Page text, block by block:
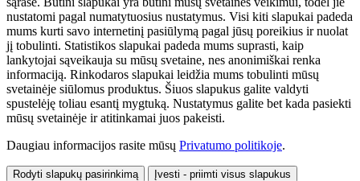
nustatomi pagal numatytuosius nustatymus. Visi kiti slapukai padeda
mums kurti savo internetinį pasiūlymą pagal jūsų poreikius ir nuolat
jį tobulinti. Statistikos slapukai padeda mums suprasti, kaip
lankytojai sąveikauja su mūsų svetaine, nes anonimiškai renka
informaciją. Rinkodaros slapukai leidžia mums tobulinti mūsų
svetainėje siūlomus produktus. Šiuos slapukus galite valdyti
spustelėję toliau esantį mygtuką. Nustatymus galite bet kada pasiekti
mūsų svetainėje ir atitinkamai juos pakeisti.
Daugiau informacijos rasite mūsų Privatumo politikoje.
Rodyti slapukų pasirinkimą Įvesti - priimti visus slapukus